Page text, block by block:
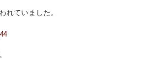
れていました。